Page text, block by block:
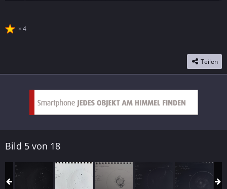
4
Teilen
Bild 5 von 18